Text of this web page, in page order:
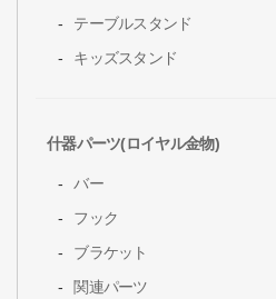
テーブルスタンド
キッズスタンド
什器パーツ(ロイヤル金物)
バー
フック
ブラケット
関連パーツ